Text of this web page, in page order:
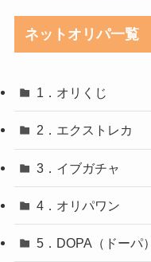
ネットオリパ一覧
1．オリくじ
2．エクストレカ
3．イブガチャ
4．オリパワン
5．DOPA（ドーパ）